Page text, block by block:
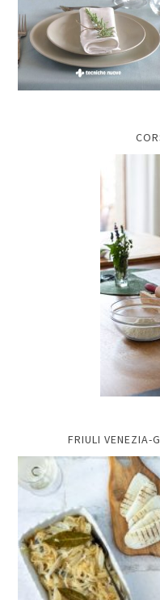
FRIULI VENEZIA-